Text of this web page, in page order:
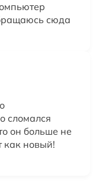
сюда
сломался
он больше не
как новый!